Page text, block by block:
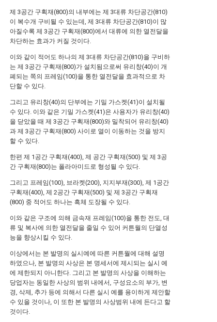
제 3공간 구획재(800)의 내부에는 제 3대류 차단공간(810)
이 복수개 구비될 수 있는데, 제 3대류 차단공간(810)이 많
아질수록 제 3공간 구획재(800)에서 대류에 의한 열전달을
차단하는 효과가 커질 것이다.
이와 같이 적어도 하나의 제 3대류 차단공간(810)을 구비하
는 제 3공간 구획재(800)가 설치됨으로써 유리창(40)이 개
폐되는 쪽의 프레임(100)을 통한 열전달을 효과적으로 차
단할 수 있다.
그리고 유리창(40)의 단부에는 기밀 가스켓(41)이 설치될
수 있다. 이와 같은 기밀 가스켓(41)은 사용자가 유리창(40)
을 닫았을 때 제 3공간 구획재(800)와 밀착되어 유리창(40)
과 제 3공간 구획재(800) 사이로 열이 이동하는 것을 방지
할 수 있다.
한편 제 1공간 구획재(400), 제 공간 구획재(500) 및 제 3공
간 구획재(800)는 폴라아미드로 형성될 수 있다.
그리고 프레임(100), 브라켓(200), 지지부재(300), 제 1공간
구획재(400), 제 2공간 구획재(500) 및 제 3공간 구획재
(800) 중 적어도 하나는 흑체 도장될 수 있다.
이와 같은 구조에 의해 금속재 프레임(100)을 통한 전도, 대
류 및 복사에 의한 열전달을 줄일 수 있어 커튼월의 단열성
능을 향상시킬 수 있다.
이상에서는 본 발명의 실시예에 따른 커튼월에 대해 설명
하였으나, 본 발명의 사상은 본 명세서에 제시되는 실시 예
에 제한되지 아니한다. 그리고 본 발명의 사상을 이해하는
당업자는 동일한 사상의 범위 내에서, 구성요소의 부가, 변
경, 삭제, 추가 등에 의해서 다른 실시 예를 용이하게 제안할
수 있을 것이나, 이 또한 본 발명의 사상범위 내에 든다고 할
것이다.